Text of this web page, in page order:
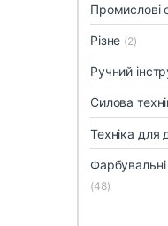
Промислові
Різне (2)
Ручний
Силова
Техніка для
Фарбувальні
(48)